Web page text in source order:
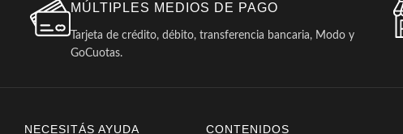
MÚLTIPLES MEDIOS DE PAGO
Tarjeta de crédito, débito, transferencia bancaria, Modo y
GoCuotas.
NECESITÁS AYUDA CONTENIDOS